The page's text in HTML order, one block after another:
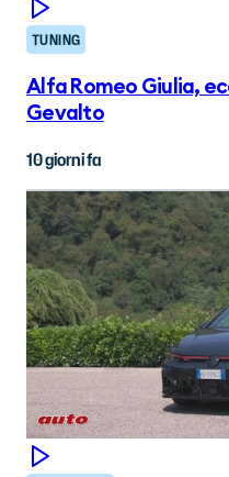
TUNING
Alfa Romeo Giulia,
Gevalto
10 giorni fa